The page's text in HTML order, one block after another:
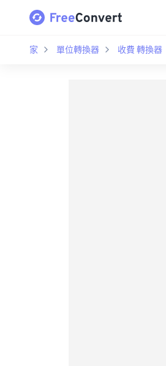
家 單位轉換器 收費 轉換器